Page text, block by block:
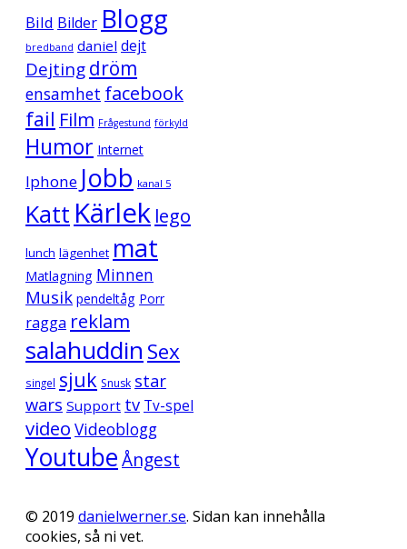
Bild Bilder Blogg
bredband daniel dejt
Dejtingdröm
ensamhet facebook
fail Film Frågestund förkyld
Humor Internet
Iphone Jobb kanal 5
Katt Kärlek lego
lunch lägenhet mat
Matlagning Minnen
Musik pendeltåg Porr
ragga reklam
salahuddin Sex
singel sjuk Snusk star
wars Support tv Tv-spel
video Videoblogg
YoutubeÅngest
© 2019 danielwerner.se. Sidan kan innehålla
cookies, så ni vet.